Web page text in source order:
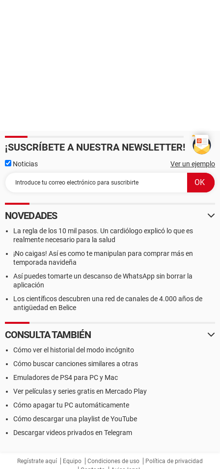
¡SUSCRÍBETE A NUESTRA NEWSLETTER!
Noticias Ver un ejemplo
NOVEDADES
La regla de los 10 mil pasos. Un cardiólogo explicó lo que es
realmente necesario para la salud
¡No caigas! Así es como te manipulan para comprar más en
temporada navideña
Así puedes tomarte un descanso de WhatsApp sin borrar la
aplicación
Los científicos descubren una red de canales de 4.000 años de
antigüedad en Belice
CONSULTA TAMBIÉN
Cómo ver el historial del modo incógnito
Cómo buscar canciones similares a otras
Emuladores de PS4 para PC y Mac
Ver películas y series gratis en Mercado Play
Cómo apagar tu PC automáticamente
Cómo descargar una playlist de YouTube
Descargar videos privados en Telegram
Regístrate aquí Equipo Condiciones de uso
Política de privacidad